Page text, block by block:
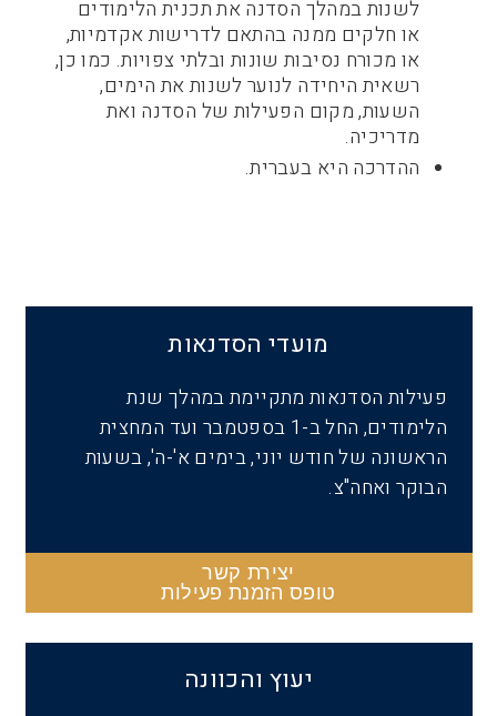
לשנות במהלך הסדנה את תכנית הלימודים
או חלקים ממנה בהתאם לדרישות אקדמיות,
או מכורח נסיבות שונות ובלתי צפויות. כמו כן,
רשאית היחידה לנוער לשנות את הימים,
השעות, מקום הפעילות של הסדנה ואת
מדריכיה.
ההדרכה היא בעברית.
מועדי הסדנאות
פעילות הסדנאות מתקיימת במהלך שנת
הלימודים, החל ב-1 בספטמבר ועד המחצית
הראשונה של חודש יוני, בימים א'-ה', בשעות
הבוקר ואחה"צ.
יצירת קשר
טופס הזמנת פעילות
יעוץ והכוונה